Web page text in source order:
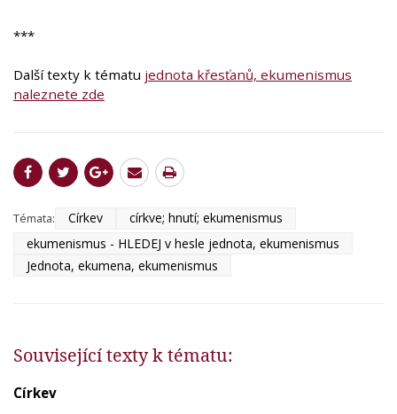
***
Další texty k tématu jednota křesťanů, ekumenismus
naleznete zde
Témata: Církev
církve; hnutí; ekumenismus
ekumenismus - HLEDEJ v hesle jednota, ekumenismus
Jednota, ekumena, ekumenismus
Související texty k tématu:
Církev